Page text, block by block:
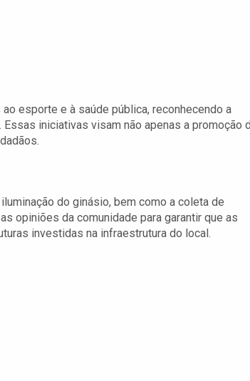
esporte e à saúde pública, reconhecendo a
iniciativas visam não apenas a promoção
do ginásio, bem como a coleta de
opiniões da comunidade para garantir que as
investidas na infraestrutura do local.